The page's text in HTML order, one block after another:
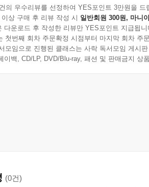
의 우수리뷰를 선정하여 YES포인트 3만원을 드
상 구매 후 리뷰 작성 시 일반회원 300원, 마니
다운로드 후 작성한 리뷰만 YES포인트 지급됩니
첫번째 회차 주문확정 시점부터 마지막 회차 주
모임으로 진행된 클래스는 사락 독서모임 게시
이백, CD/LP, DVD/Blu-ray, 패션 및 판매금지 상
(0건)